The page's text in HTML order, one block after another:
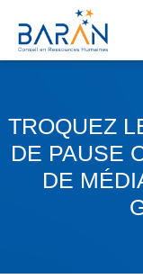
TROQUEZ
DE PAUSE
DE